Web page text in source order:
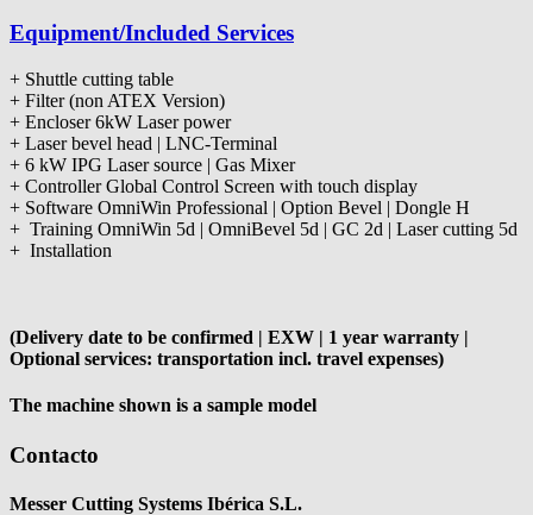
Equipment/Included Services
+ Shuttle cutting table
+ Filter (non ATEX Version)
+ Encloser 6kW Laser power
+ Laser bevel head | LNC-Terminal
+ 6 kW IPG Laser source | Gas Mixer
+ Controller Global Control Screen with touch display
+ Software OmniWin Professional | Option Bevel | Dongle H
+ Training OmniWin 5d | OmniBevel 5d | GC 2d | Laser cutting 5d
+ Installation
(Delivery date to be confirmed | EXW | 1 year warranty |
Optional services: transportation incl. travel expenses)
The machine shown is a sample model
Contacto
Messer Cutting Systems Ibérica S.L.